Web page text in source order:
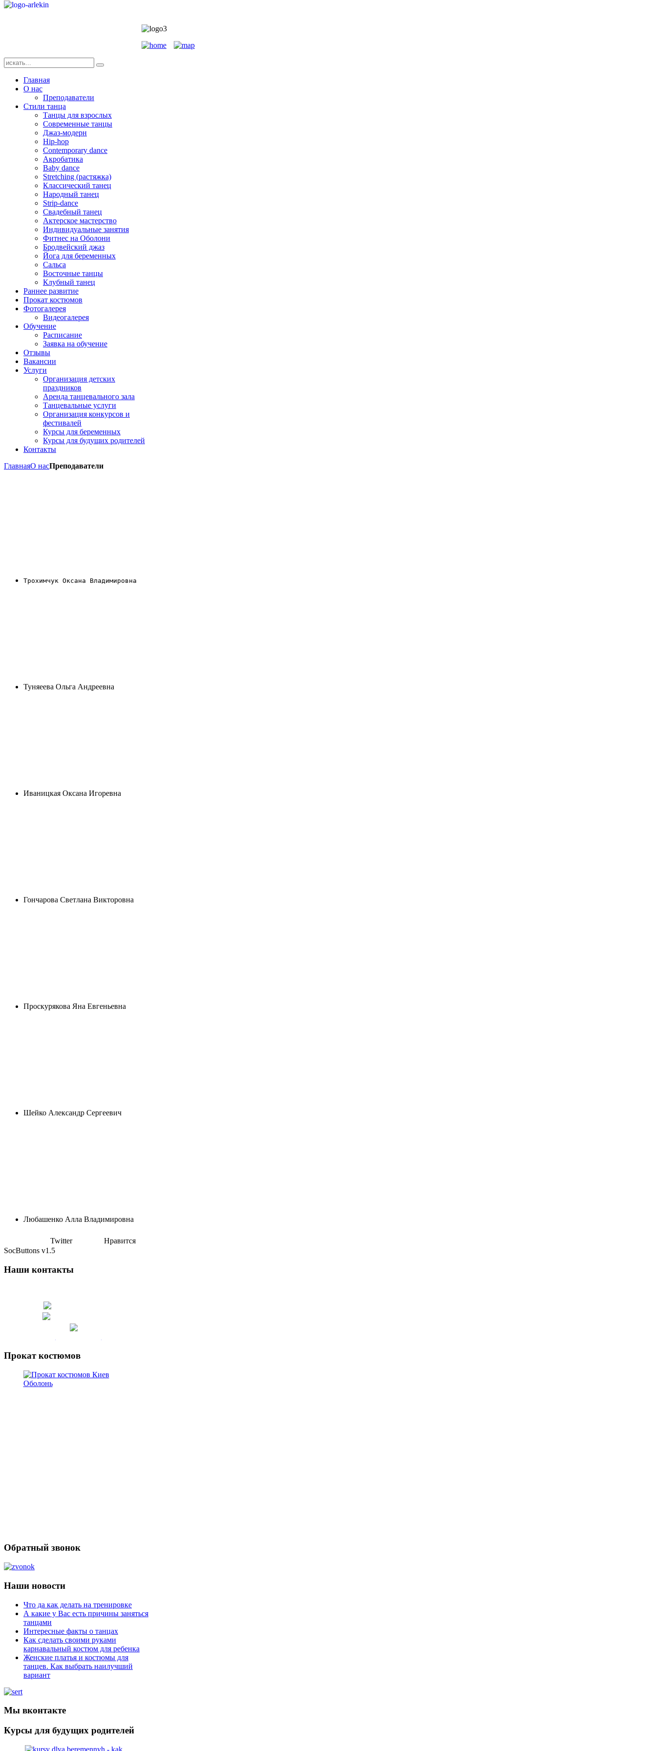
Главная
О нас
Преподаватели
Стили танца
Танцы для взрослых
Современные танцы
Джаз-модерн
Hip-hop
Contemporary dance
Акробатика
Baby dance
Stretching (растяжка)
Классический танец
Народный танец
Strip-dance
Свадебный танец
Актерское мастерство
Индивидуальные занятия
Фитнес на Оболони
Бродвейский джаз
Йога для беременных
Сальса
Восточные танцы
Клубный танец
Раннее развитие
Прокат костюмов
Фотогалерея
Видеогалерея
Обучение
Расписание
Заявка на обучение
Отзывы
Вакансии
Услуги
Организация детских
праздников
Аренда танцевального зала
Танцевальные услуги
Организация конкурсов и
фестивалей
Курсы для беременных
Курсы для будущих родителей
Контакты
ГлавнаяО насПреподаватели
Трохимчук Оксана Владимировна
Туняеева Ольга Андреевна
Иваницкая Оксана Игоревна
Гончарова Светлана Викторовна
Проскурякова Яна Евгеньевна
Шейко Александр Сергеевич
Любашенко Алла Владимировна
Twitter
Нравится
SocButtons v1.5
Наши контакты
Прокат костюмов
Обратный звонок
Наши новости
Что да как делать на тренировке
А какие у Вас есть причины заняться
танцами
Интересные факты о танцах
Как сделать своими руками
карнавальный костюм для ребенка
Женские платья и костюмы для
танцев. Как выбрать наилучший
вариант
Мы вконтакте
Курсы для будущих родителей